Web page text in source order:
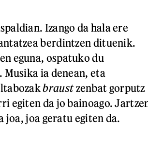
Izango da hala ere
berdintzen dituenik.
eguna, ospatuko du
Musika ia denean, eta
braustzenbat gorputz
egiten da jo bainoago.
joa, joa geratu egiten da.